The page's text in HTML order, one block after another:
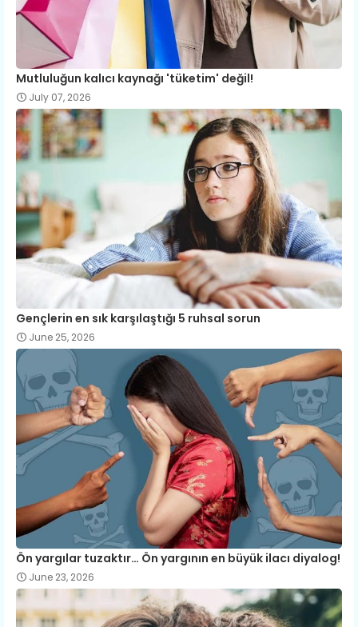
Mutluluğun kalıcı kaynağı 'tüketim' değil!
July 07, 2026
Gençlerin en sık karşılaştığı 5 ruhsal sorun
June 25, 2026
Ön yargılar tuzaktır… Ön yargının en büyük ilacı diyalog!
June 23, 2026